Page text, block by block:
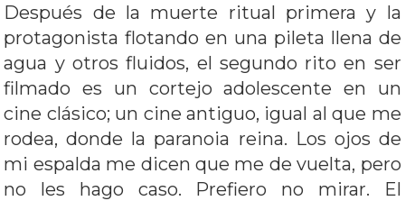
Después de la muerte ritual primera y la
protagonista flotando en una pileta llena de
agua y otros fluidos, el segundo rito en ser
filmado es un cortejo adolescente en un
cine clásico; un cine antiguo, igual al que me
rodea, donde la paranoia reina. Los ojos de
mi espalda me dicen que me de vuelta, pero
no les hago caso. Prefiero no mirar. El